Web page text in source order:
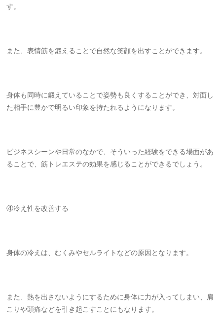
す。
また、表情筋を鍛えることで自然な笑顔を出すことができます。
身体も同時に鍛えていることで姿勢も良くすることができ、対面し
た相手に豊かで明るい印象を持たれるようになります。
ビジネスシーンや日常のなかで、そういった経験をできる場面があ
ることで、筋トレエステの効果を感じることができるでしょう。
④冷え性を改善する
身体の冷えは、むくみやセルライトなどの原因となります。
また、熱を出さないようにするために身体に力が入ってしまい、肩
こりや頭痛などを引き起こすことにもなります。